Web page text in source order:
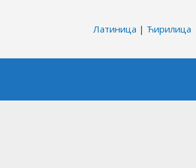
Латиница | Ћирилица